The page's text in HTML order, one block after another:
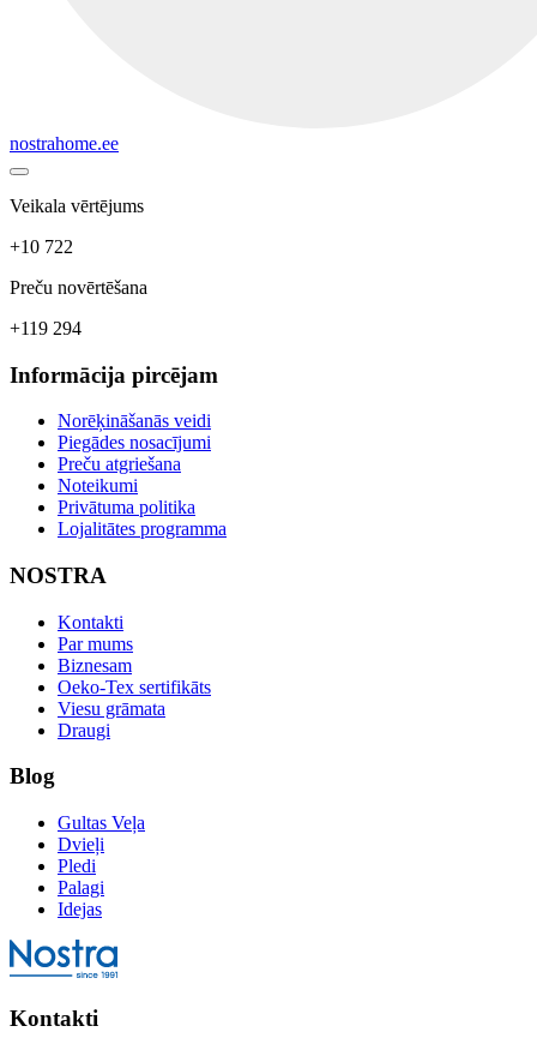
nostrahome.ee
Veikala vērtējums
+10 722
Preču novērtēšana
+119 294
Informācija pircējam
Norēķināšanās veidi
Piegādes nosacījumi
Preču atgriešana
Noteikumi
Privātuma politika
Lojalitātes programma
NOSTRA
Kontakti
Par mums
Biznesam
Oeko-Tex sertifikāts
Viesu grāmata
Draugi
Blog
Gultas Veļa
Dvieļi
Pledi
Palagi
Idejas
Kontakti